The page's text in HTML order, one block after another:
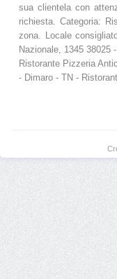
sua clientela con
richiesta. Categoria:
zona. Locale
Nazionale, 1345 38025
Ristorante Pizzeria
- Dimaro - TN -